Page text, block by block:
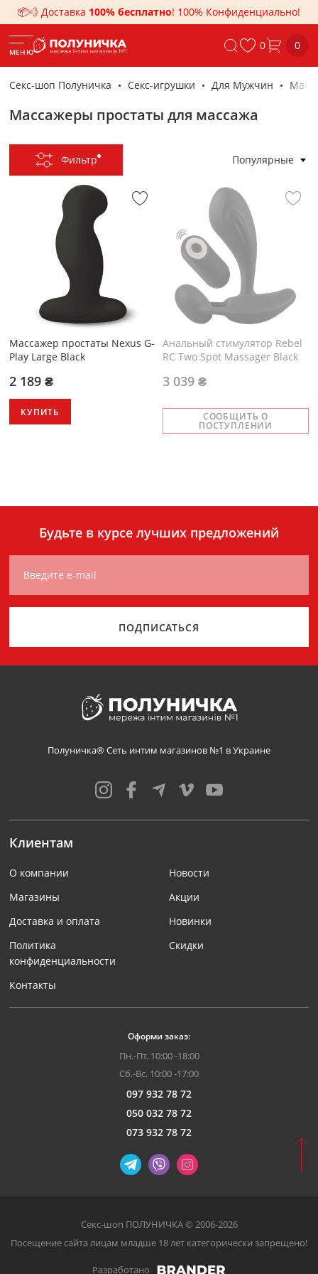
📦💨 Доставка 100% бесплатно! 100% Конфиденциально!
МЕНЮ 0 0
Секс-шоп Полуничка Секс-игрушки Для Мужчин
Массажеры простаты для массажа
Фильтр Популярные
Массажер простаты Nexus G-
Play Large Black
2 189 ₴
КУПИТЬ
Анальный стимулятор Rebel
RC Two Spot Massager Black
СООБЩИТЬ О
ПОСТУПЛЕНИИ
3 039 ₴
Будьте в курсе лучших предложений
Введите e-mail
ПОДПИСАТЬСЯ
Полуничка® Сеть интим магазинов №1 в Украине
Клиентам
О компании
Магазины
Доставка и оплата
Политика
конфиденциальности
Контакты
Новости
Акции
Новинки
Скидки
Оформи заказ:
Пн.-Пт. 10:00 -18:00
Сб.-Вс. 10:00 -17:00
097 932 78 72
050 032 78 72
073 932 78 72
Секс-шоп ПОЛУНИЧКА © 2006-2026
Посещение сайта лицам младше 18 лет категорически запрещено!
Разработано